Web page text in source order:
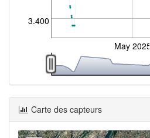
3.400
May 2025
Carte des capteurs